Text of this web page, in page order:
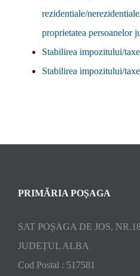
rezidentiale/
proprietatea persoanelor
Stabilirea impozitului/
Stabilirea impozitului/
PRIMĂRIA POȘAGA
SAT POȘAGA DE JOS,
JUDEȚUL ALBA
Cod Postal : 517581